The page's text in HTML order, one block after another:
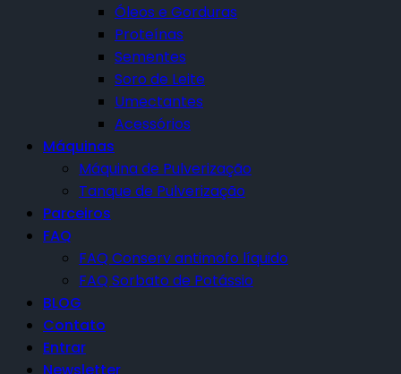
Óleos e Gorduras
Proteínas
Sementes
Soro de Leite
Umectantes
Acessórios
Máquinas
Máquina de Pulverização
Tanque de Pulverização
Parceiros
FAQ
FAQ Conserv antimofo líquido
FAQ Sorbato de Potássio
BLOG
Contato
Entrar
Newsletter